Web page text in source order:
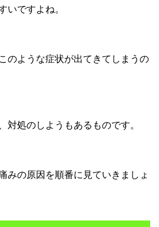
いですよね。
のような症状が出てきてしまうの
対処のしようもあるものです。
みの原因を順番に見ていきましょ